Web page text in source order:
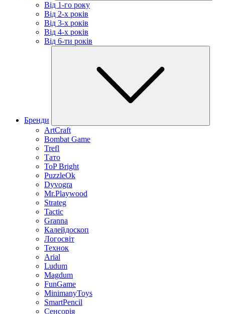
Від 1-го року
Від 2-х років
Від 3-х років
Від 4-х років
Від 6-ти років
Бренди
ArtCraft
Bombat Game
Trefl
Тато
ToP Bright
PuzzleOk
Dyvogra
Mr.Playwood
Strateg
Tactic
Granna
Калейдоскоп
Логосвіт
Технок
Arial
Ludum
Magdum
FunGame
MinimanyToys
SmartPencil
Сенсорія